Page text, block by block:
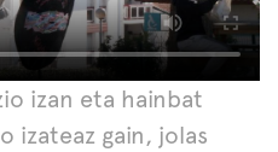
izan eta hainbat
izateaz gain, jolas